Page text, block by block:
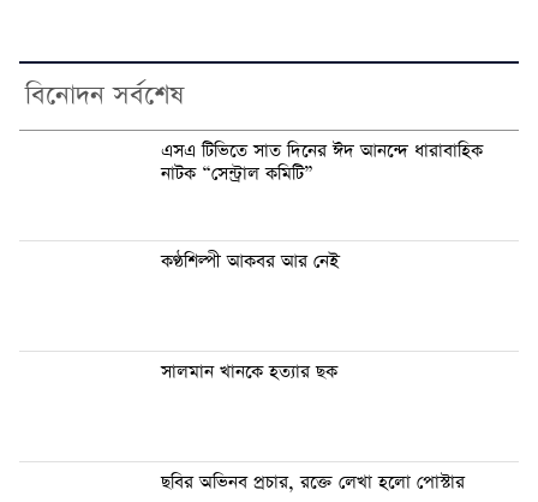
বিনোদন সর্বশেষ
এসএ টিভিতে সাত দিনের ঈদ আনন্দে ধারাবাহিক
নাটক “সেন্ট্রাল কমিটি”
কণ্ঠশিল্পী আকবর আর নেই
সালমান খানকে হত্যার ছক
ছবির অভিনব প্রচার, রক্তে লেখা হলো পোস্টার